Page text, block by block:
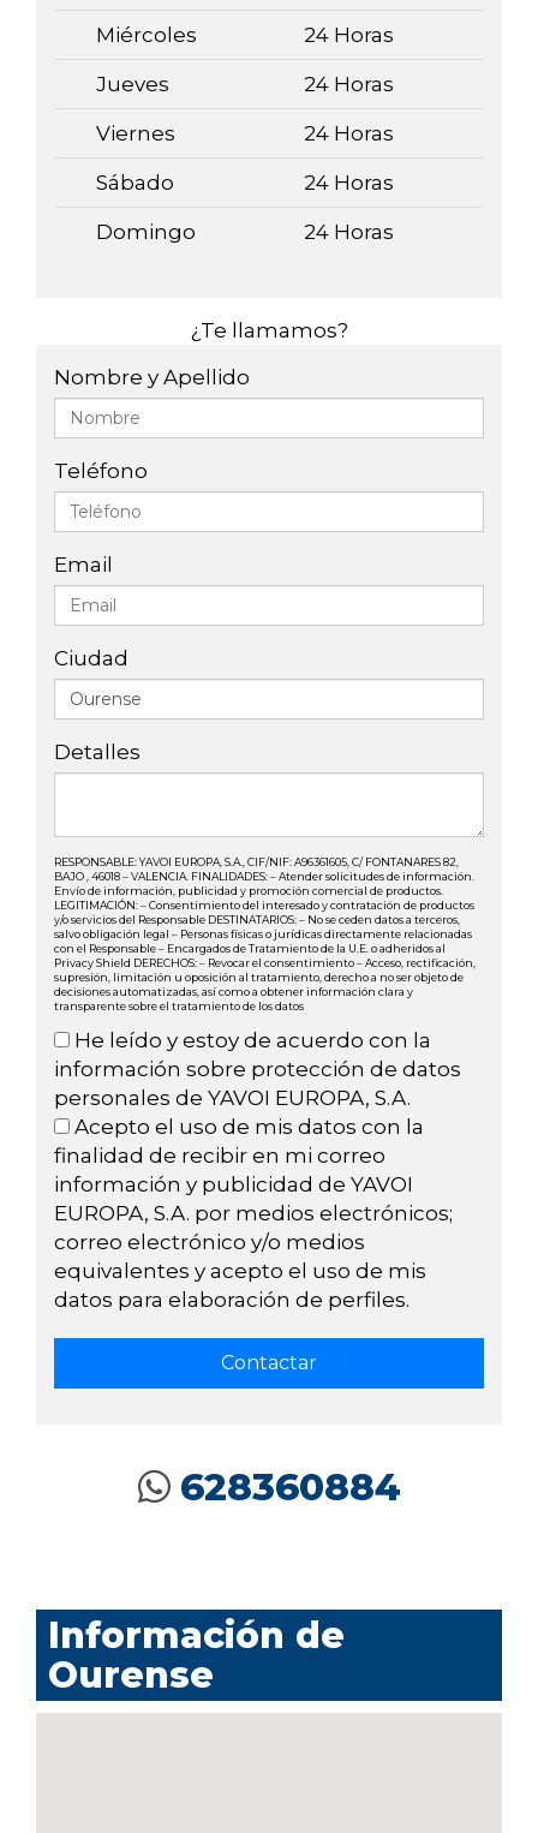
Miércoles 24 Horas
Jueves 24 Horas
Viernes 24 Horas
Sábado 24 Horas
Domingo 24 Horas
¿Te llamamos?
Nombre y Apellido
Teléfono
Email
Ciudad
Detalles
RESPONSABLE: YAVOI EUROPA, S.A., CIF/NIF: A96361605, C/ FONTANARES 82,
BAJO , 46018 – VALENCIA. FINALIDADES: – Atender solicitudes de información.
Envío de información, publicidad y promoción comercial de productos.
LEGITIMACIÓN: – Consentimiento del interesado y contratación de productos
y/o servicios del Responsable DESTINATARIOS: – No se ceden datos a terceros,
salvo obligación legal – Personas físicas o jurídicas directamente relacionadas
con el Responsable – Encargados de Tratamiento de la U.E. o adheridos al
Privacy Shield DERECHOS: – Revocar el consentimiento – Acceso, rectificación,
supresión, limitación u oposición al tratamiento, derecho a no ser objeto de
decisiones automatizadas, así como a obtener información clara y
transparente sobre el tratamiento de los datos
He leído y estoy de acuerdo con la
información sobre protección de datos
personales de YAVOI EUROPA, S.A.
Acepto el uso de mis datos con la
finalidad de recibir en mi correo
información y publicidad de YAVOI
EUROPA, S.A. por medios electrónicos;
correo electrónico y/o medios
equivalentes y acepto el uso de mis
datos para elaboración de perfiles.
628360884
Información de
Ourense